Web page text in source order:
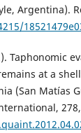
Argentina).
Taphonomic
at a
(San Matías